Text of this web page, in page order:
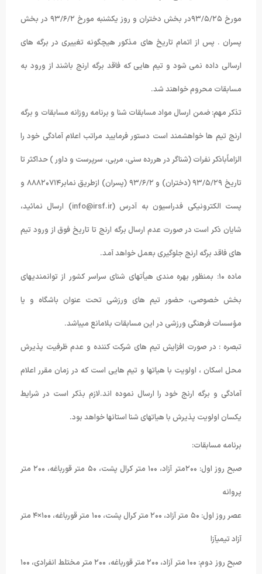
مورخ ۹۳/۵/۲۵در بخش دختران و روز یکشنبه مورخ ۹۳/۶/۲ در بخش
پسران . پس از اتمام تاریخ های مذکور هیچگونه تغییری در برگه های
ارسالی داده نمی شود و تیم هایی که فاقد برگه ارنج باشند از ورود به
مسابقات محروم خواهند شد.
تذکر مهم: ضمن ارسال مواد مسابقات شنا و برنامه روزانه مسابقات و برگه
ارنج تیم ها خواهشمند است دستور فرمایید مراتب اعلام آمادگی خود را
الزاماًباذکر نفرات (شناگر در هررده سنی، مربی، سرپرست و داور ) حداکثر تا
تاریخ ۹۳/۵/۲۹ (دختران) و ۹۳/۶/۲ (پسران) ازطریق نمابر۸۸۸۲۰۷۱۴ و
پست الکترونیکی فدراسیون به آدرس (info@irsf.ir) ارسال نمائید،
شایان ذکر است در صورت عدم ارسال برگه ارنج تا تاریخ فوق از ورود تیم
های فاقد برگه ارنج جلوگیری بعمل خواهد آمد.
ماده ۱۰: بمنظور بهره مندی هیأتهای شنای سراسر کشور از توانمندیهای
بخش خصوصی، حضور تیم های ورزشی تحت عنوان باشگاه و یا
مؤسسات فرهنگی ورزشی در این مسابقات بلامانع میباشد.
تبصره : در صورت افزایش تیم های شرکت کننده و عدم ظرفیت پذیرش
محل اسکان ، اولویت با هیاتها و تیم هایی است که در زمان مقرر اعلام
آمادگی و برگه ارنج خود را ارسال نموده اند.لازم بذکر است در شرایط
یکسان اولویت پذیرش با هیاتهای شنا استانها خواهد بود.
برنامه مسابقات:
صبح روز اول: ۲۰۰متر آزاد، ۱۰۰ متر کرال پشت، ۵۰ متر قورباغه، ۲۰۰ متر
پروانه
عصر روز اول: ۵۰ متر آزاد، ۲۰۰ متر کرال پشت، ۱۰۰ متر قورباغه، ۱۰۰×۴ متر
آزاد تیمیآزا
صبح روز دوم: ۱۰۰ متر آزاد، ۲۰۰ متر قورباغه، ۲۰۰ متر مختلط انفرادی، ۱۰۰